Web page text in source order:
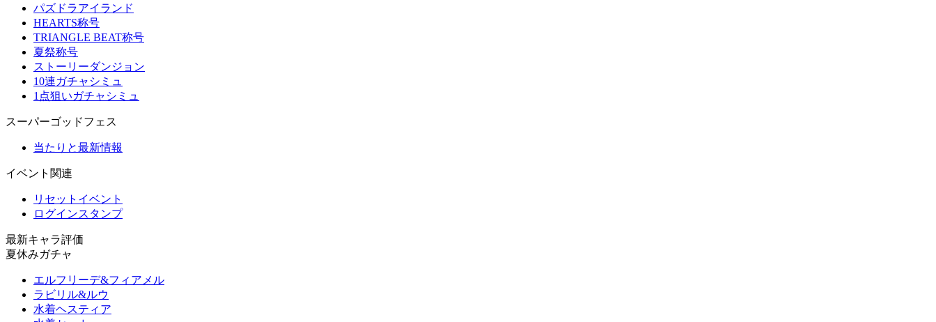
パズドラアイランド
HEARTS称号
TRIANGLE BEAT称号
夏祭称号
ストーリーダンジョン
10連ガチャシミュ
1点狙いガチャシミュ
スーパーゴッドフェス
当たりと最新情報
イベント関連
リセットイベント
ログインスタンプ
最新キャラ評価
夏休みガチャ
エルフリーデ&フィアメル
ラビリル&ルウ
水着ヘスティア